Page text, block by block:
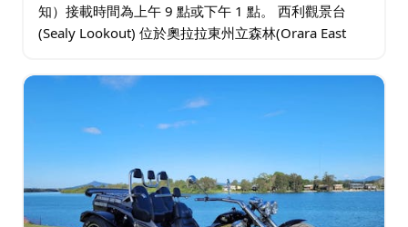
知）接載時間為上午 9 點或下午 1 點。 西利觀景台
(Sealy Lookout) 位於奧拉拉東州立森林(Orara East